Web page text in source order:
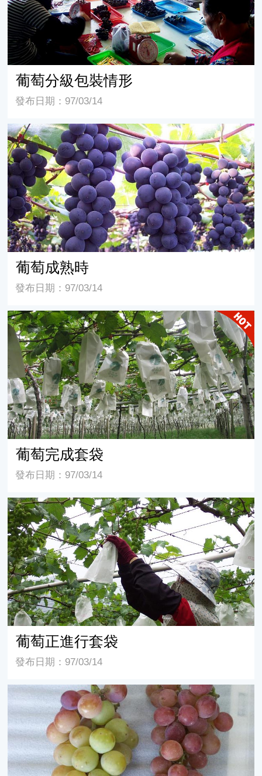
葡萄分級包裝情形
發布日期：97/03/14
葡萄成熟時
葡萄成熟時
發布日期：97/03/14
葡萄完成套袋
葡萄完成套袋
發布日期：97/03/14
葡萄正進行套袋
葡萄正進行套袋
發布日期：97/03/14
經過適當處理可促進果粒肥大，但會延遲著色